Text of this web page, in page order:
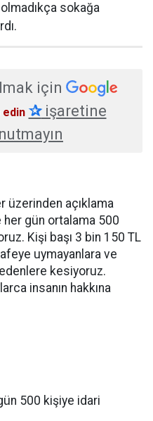
sokağa
için
edin ✰işaretine
üzerinden açıklama
her gün ortalama 500
Kişi başı 3 bin 150 TL
uymayanlara ve
edenlere kesiyoruz.
insanın hakkına